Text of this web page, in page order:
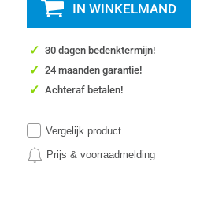
IN WINKELMAND
✓ 30 dagen bedenktermijn!
✓ 24 maanden garantie!
✓ Achteraf betalen!
Vergelijk product
Prijs & voorraadmelding